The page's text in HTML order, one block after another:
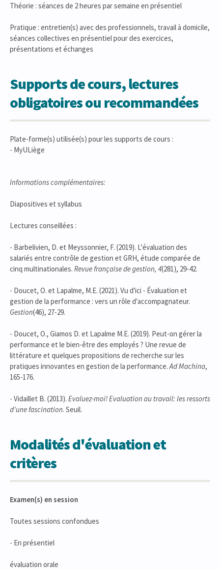
Théorie : séances de 2 heures par semaine en présentiel
Pratique : entretien(s) avec des professionnels, travail à domicile,
séances collectives en présentiel pour des exercices,
présentations et échanges
Supports de cours, lectures
obligatoires ou recommandées
Plate-forme(s) utilisée(s) pour les supports de cours :
- MyULiège
Informations complémentaires:
Diapositives et syllabus
Lectures conseillées :
- Barbelivien, D. et Meyssonnier, F. (2019). L'évaluation des
salariés entre contrôle de gestion et GRH, étude comparée de
cinq multinationales. Revue française de gestion, 4(281), 29-42.
- Doucet, O. et Lapalme, M.E. (2021). Vu d'ici - Évaluation et
gestion de la performance : vers un rôle d'accompagnateur.
Gestion(46), 27-29.
- Doucet, O., Giamos D. et Lapalme M.E. (2019). Peut-on gérer la
performance et le bien-être des employés ? Une revue de
littérature et quelques propositions de recherche sur les
pratiques innovantes en gestion de la performance.Ad Machina,
165-176.
- Vidaillet B. (2013). Evaluez-moi! Evaluation au travail: les ressorts
d'une fascination. Seuil.
Modalités d'évaluation et
critères
Examen(s) en session
Toutes sessions confondues
- En présentiel
évaluation orale